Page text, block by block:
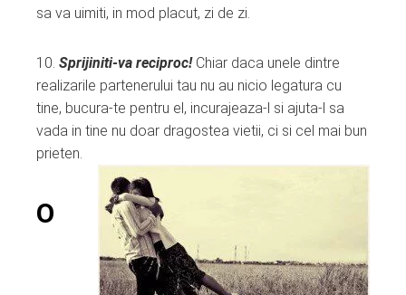
sa va uimiti, in mod placut, zi de zi.
10. Sprijiniti-va reciproc!Chiar daca unele dintre
realizarile partenerului tau nu au nicio legatura cu
tine, bucura-te pentru el, incurajeaza-l si ajuta-l sa
vada in tine nu doar dragostea vietii, ci si cel mai bun
prieten.
O